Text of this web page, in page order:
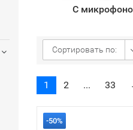
С
Сортировать по:
1 2 ... 33
-50%